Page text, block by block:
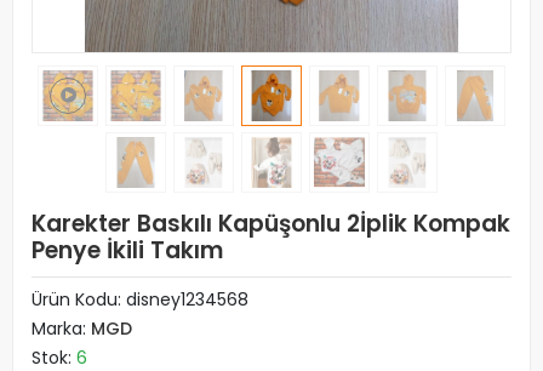
Karekter Baskılı Kapüşonlu 2İplik Kompak
Penye İkili Takım
Ürün Kodu: disney1234568
Marka: MGD
Stok: 6